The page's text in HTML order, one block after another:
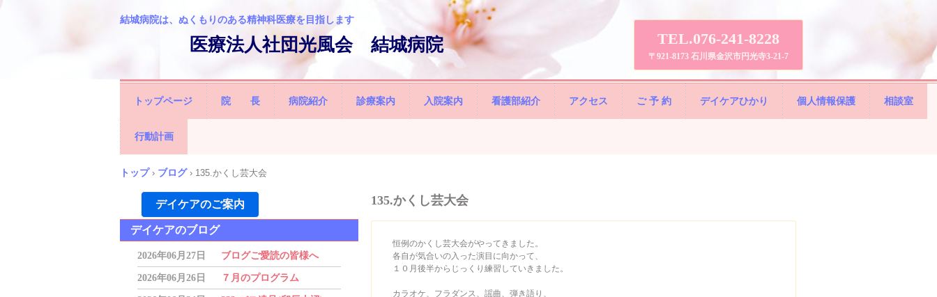
医療法人社団光風会 結城病院
結城病院は、ぬくもりのある精神科医療を目指します
TEL.076-241-8228
〒921-8173 石川県金沢市円光寺3-21-7
トップページ 院 長 病院紹介 診療案内 入院案内 看護部紹介 アクセス ご 予 約 デイケアひかり 個人情報保護 相談室
行動計画
トップ › ブログ › 135.かくし芸大会
135.かくし芸大会
恒例のかくし芸大会がやってきました。
各自が気合いの入った演目に向かって、
１０月後半からじっくり練習していきました。
カラオケ、フラダンス、謡曲、弾き語り、
デイケアのご案内
デイケアのブログ
2026年06月27日 ブログご愛読の皆様へ
2026年06月26日 ７月のプログラム